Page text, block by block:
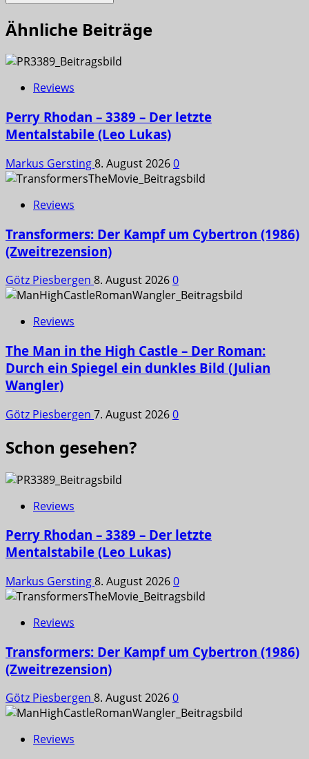
Ähnliche Beiträge
Reviews
Perry Rhodan – 3389 – Der letzte
Mentalstabile (Leo Lukas)
Markus Gersting8. August 20260
Reviews
Transformers: Der Kampf um Cybertron (1986)
(Zweitrezension)
Götz Piesbergen 8. August 20260
Reviews
The Man in the High Castle – Der Roman:
Durch ein Spiegel ein dunkles Bild (Julian
Wangler)
Götz Piesbergen 7. August 20260
Schon gesehen?
Reviews
Perry Rhodan – 3389 – Der letzte
Mentalstabile (Leo Lukas)
Markus Gersting8. August 20260
Reviews
Transformers: Der Kampf um Cybertron (1986)
(Zweitrezension)
Götz Piesbergen 8. August 20260
Reviews